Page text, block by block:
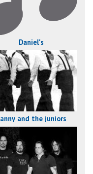
Daniel's
and the juniors